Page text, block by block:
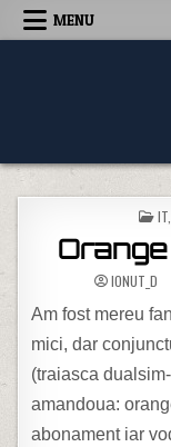
Skip to content
MENU
IONUT_D
Am fost mereu
mici, dar
(traiasca
amandoua:
abonament iar